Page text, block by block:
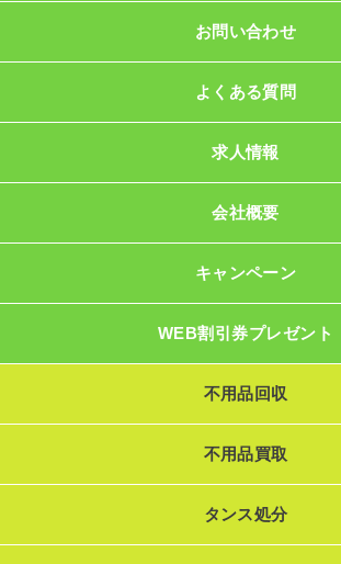
お問い合わせ
よくある質問
求人情報
会社概要
キャンペーン
WEB割引券プレゼント
不用品回収
不用品買取
タンス処分